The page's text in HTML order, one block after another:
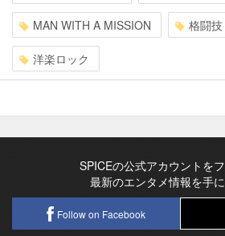
MAN WITH A MISSION 格闘技
洋楽ロック
SPICEの公式アカウントを
最新のエンタメ情報を手
Follow on Facebook